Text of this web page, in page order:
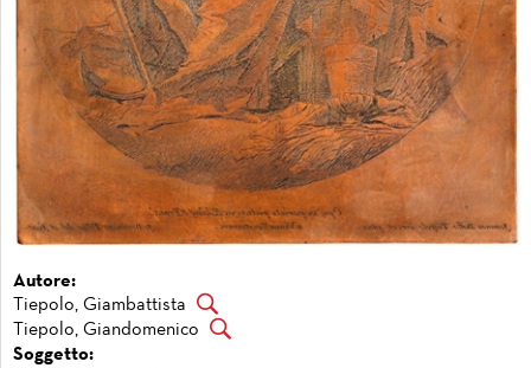
Autore:
Tiepolo, Giambattista
Tiepolo, Giandomenico
Soggetto: